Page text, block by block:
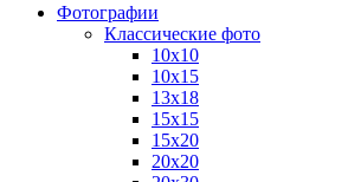
Фотографии
Классические фото
10х10
10х15
13х18
15х15
15х20
20х20